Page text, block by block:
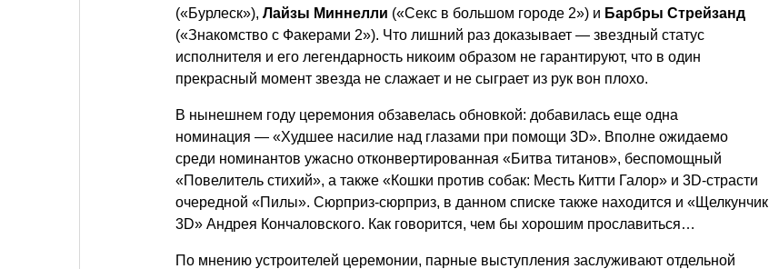
(«Бурлеск»), Лайзы Миннелли («Секс в большом городе 2») и Барбры Стрейзанд
(«Знакомство с Факерами 2»). Что лишний раз доказывает — звездный статус
исполнителя и его легендарность никоим образом не гарантируют, что в один
прекрасный момент звезда не слажает и не сыграет из рук вон плохо.
В нынешнем году церемония обзавелась обновкой: добавилась еще одна
номинация — «Худшее насилие над глазами при помощи 3D». Вполне ожидаемо
среди номинантов ужасно отконвертированная «Битва титанов», беспомощный
«Повелитель стихий», а также «Кошки против собак: Месть Китти Галор» и 3D-страсти
очередной «Пилы». Сюрприз-сюрприз, в данном списке также находится и «Щелкунчик
3D» Андрея Кончаловского. Как говорится, чем бы хорошим прославиться…
По мнению устроителей церемонии, парные выступления заслуживают отдельной